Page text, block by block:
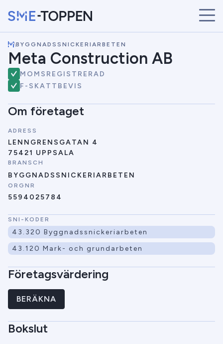
START
ÅRETS VINNARE
BRANSCHER
SÖK
NYHETER
\BYGGNADSSNICKERIARBETEN
Meta Construction AB
MOMSREGISTRERAD
F-SKATTBEVIS
Om företaget
ADRESS
LENNGRENSGATAN 4
75421 UPPSALA
BRANSCH
BYGGNADSSNICKERIARBETEN
ORGNR
5594025784
SNI-KODER
43.320 Byggnadssnickeriarbeten
43.120 Mark- och grundarbeten
Företagsvärdering
BERÄKNA
Bokslut